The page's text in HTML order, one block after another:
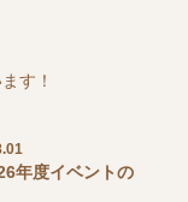
す！
年度イベントの